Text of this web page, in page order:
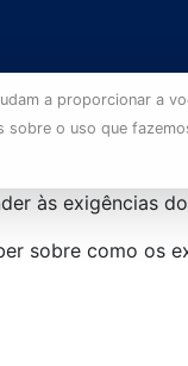
a proporcionar a
o uso que
às exigências
sobre como os